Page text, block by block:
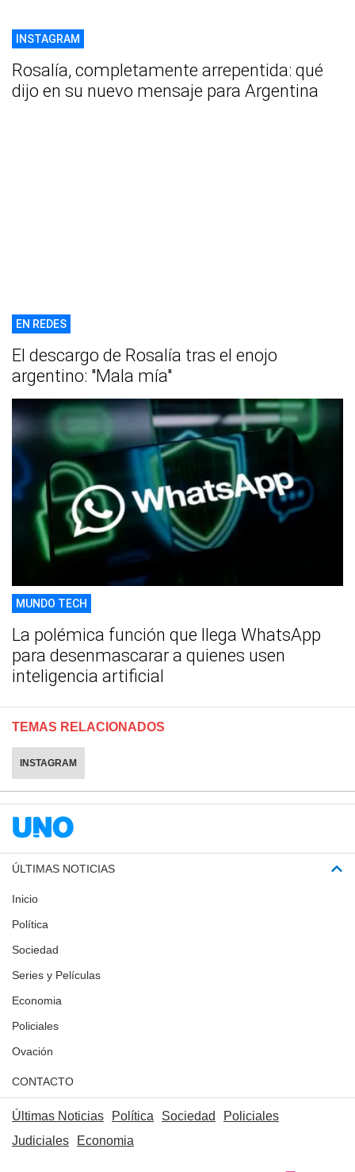
INSTAGRAM
Rosalía, completamente arrepentida: qué
dijo en su nuevo mensaje para Argentina
EN REDES
El descargo de Rosalía tras el enojo
argentino: "Mala mía"
MUNDO TECH
La polémica función que llega WhatsApp
para desenmascarar a quienes usen
inteligencia artificial
TEMAS RELACIONADOS
INSTAGRAM
ÚLTIMAS NOTICIAS
Inicio
Política
Sociedad
Series y Películas
Economia
Policiales
Ovación
CONTACTO
Últimas Noticias Política Sociedad
Policiales
Judiciales
Economia